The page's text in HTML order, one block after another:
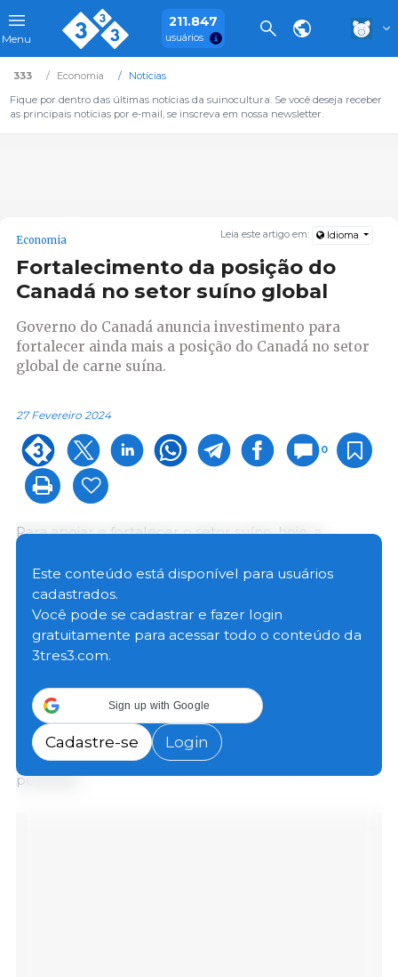
Menu
211.847
usuários
333 Economia
Notícias
Fique por dentro das últimas notícias da suinocultura. Se você deseja receber
as principais notícias por e-mail, se inscreva em nossa newsletter.
Leia este artigo em: Idioma
Economia
Fortalecimento da posição do
Canadá no setor suíno global
Governo do Canadá anuncia investimento para
fortalecer ainda mais a posição do Canadá no setor
global de carne suína.
27 Fevereiro 2024
0
Para apoiar e fortalecer o setor suíno, hoje, a
Nacional, anunciou até US$ 10,6 milhões para a
Innovation Porc
AgriScience – Clusters Component, uma iniciativa no
âmbito da Parceria Agrícola Canadense Sustentável .
do Canadá no setor suíno global, conduzindo
iniciativas de pesquisa estratégica que promoverão a
sustentabilidade, a resiliência e as oportunidades de
crescimento. Espera-se que as atividades de
pesquisa:
Este conteúdo está disponível para usuários
cadastrados.
Você pode se cadastrar e fazer login
gratuitamente para acessar todo o conteúdo da
3tres3.com.
Sign up with Google
Cadastre-se Login